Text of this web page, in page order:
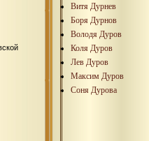
Витя Дурнев
Боря Дурнов
Володя Дуров
Коля Дуров
Лев Дуров
Максим Дуров
Соня Дурова